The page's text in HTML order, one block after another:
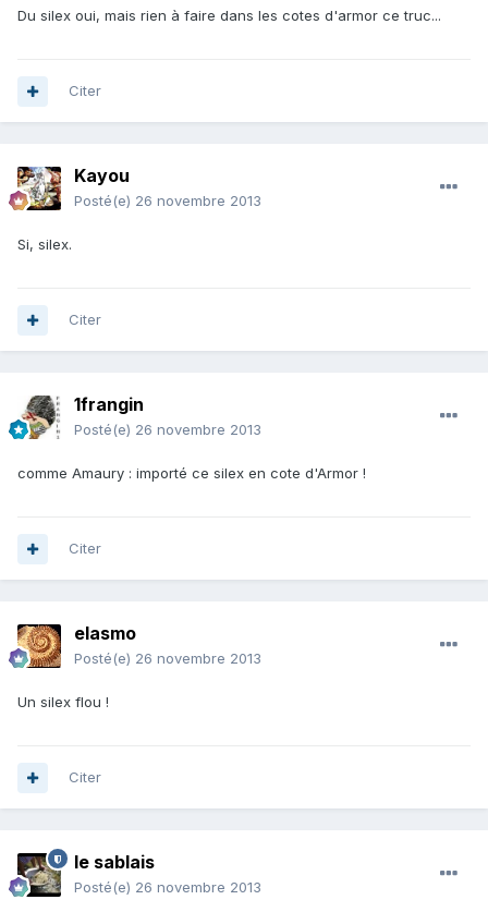
Du silex oui, mais rien à faire dans les cotes d'armor ce truc...
Citer
Kayou
Posté(e) 26 novembre 2013
Si, silex.
Citer
1frangin
Posté(e) 26 novembre 2013
comme Amaury : importé ce silex en cote d'Armor !
Citer
elasmo
Posté(e) 26 novembre 2013
Un silex flou !
Citer
le sablais
Posté(e) 26 novembre 2013